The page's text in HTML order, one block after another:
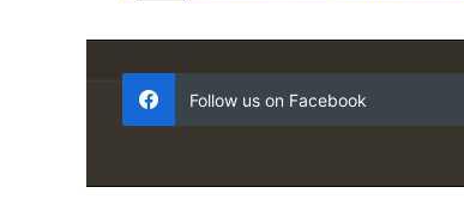
Follow us on Facebook